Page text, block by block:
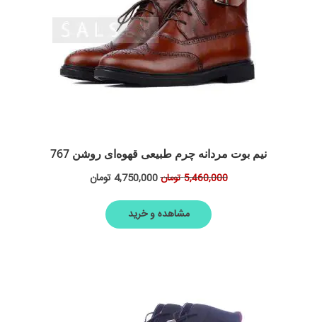
نیم بوت مردانه چرم طبیعی قهوه‌ای روشن 767
5,460,000تومان4,750,000تومان
مشاهده و خرید